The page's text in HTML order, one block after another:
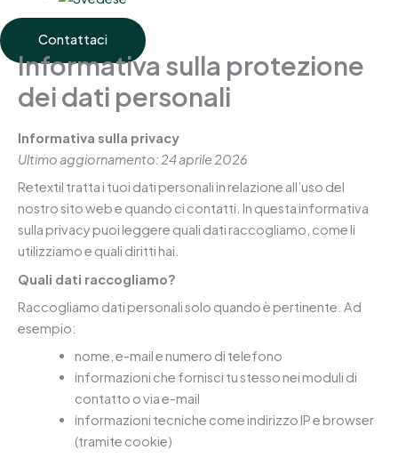
Contattaci
Informativa sulla protezione
dei dati personali
Informativa sulla privacy
Ultimo aggiornamento: 24 aprile 2026
Retextil tratta i tuoi dati personali in relazione all’uso del
nostro sito web e quando ci contatti. In questa informativa
sulla privacy puoi leggere quali dati raccogliamo, come li
utilizziamo e quali diritti hai.
Quali dati raccogliamo?
Raccogliamo dati personali solo quando è pertinente. Ad
esempio:
nome, e-mail e numero di telefono
informazioni che fornisci tu stesso nei moduli di
contatto o via e-mail
informazioni tecniche come indirizzo IP e browser
(tramite cookie)